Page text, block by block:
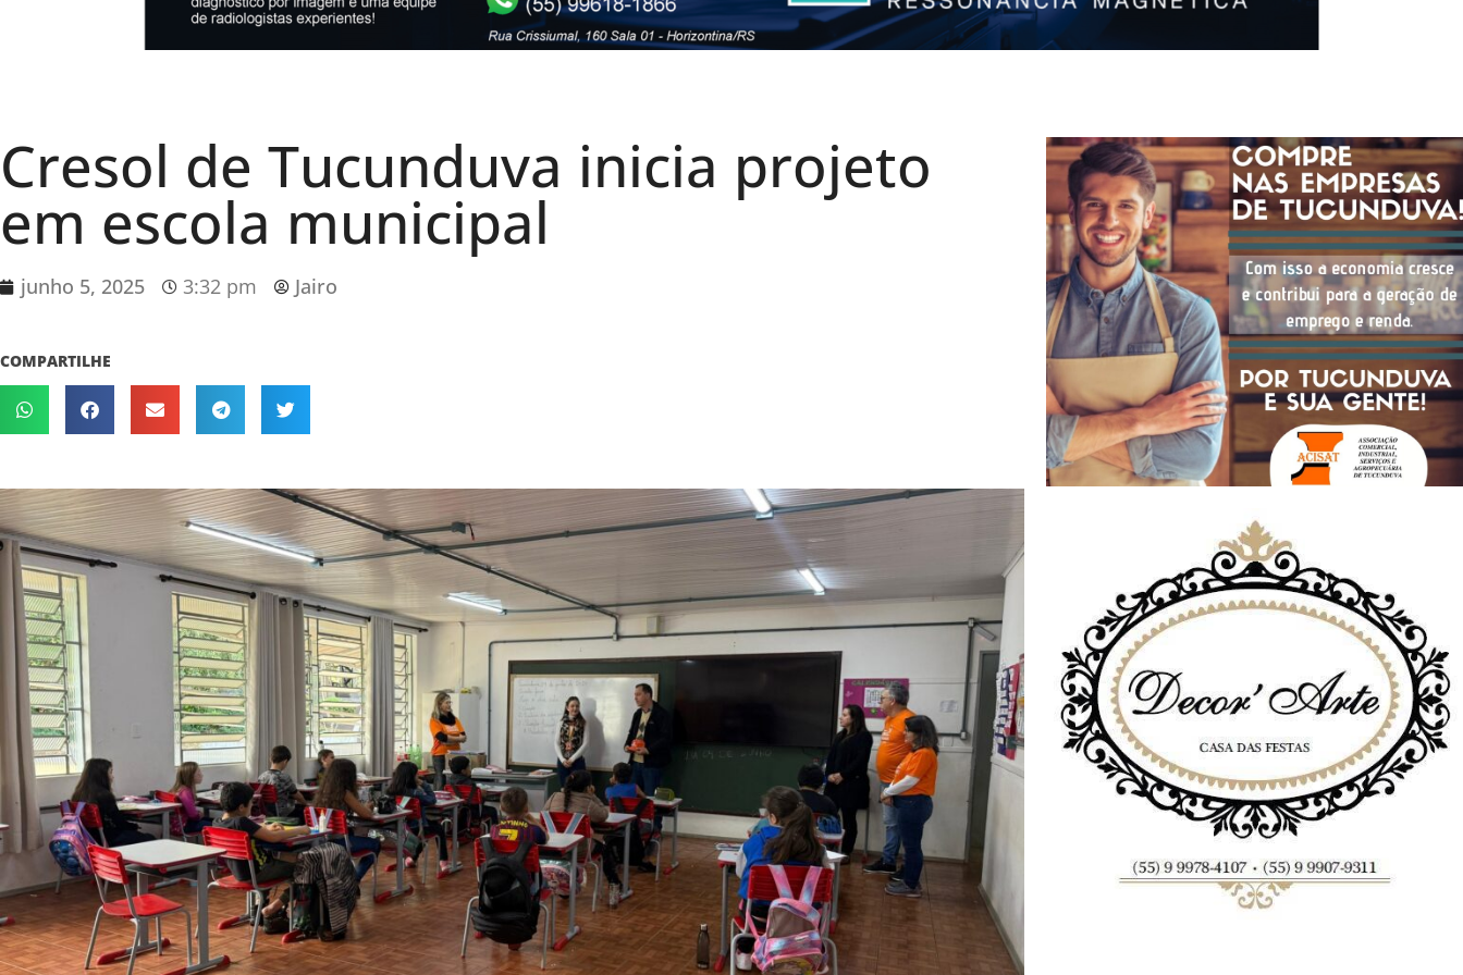
Cresol de Tucunduva inicia projeto
em escola municipal
junho 5, 2025 3:32 pm Jairo
COMPARTILHE